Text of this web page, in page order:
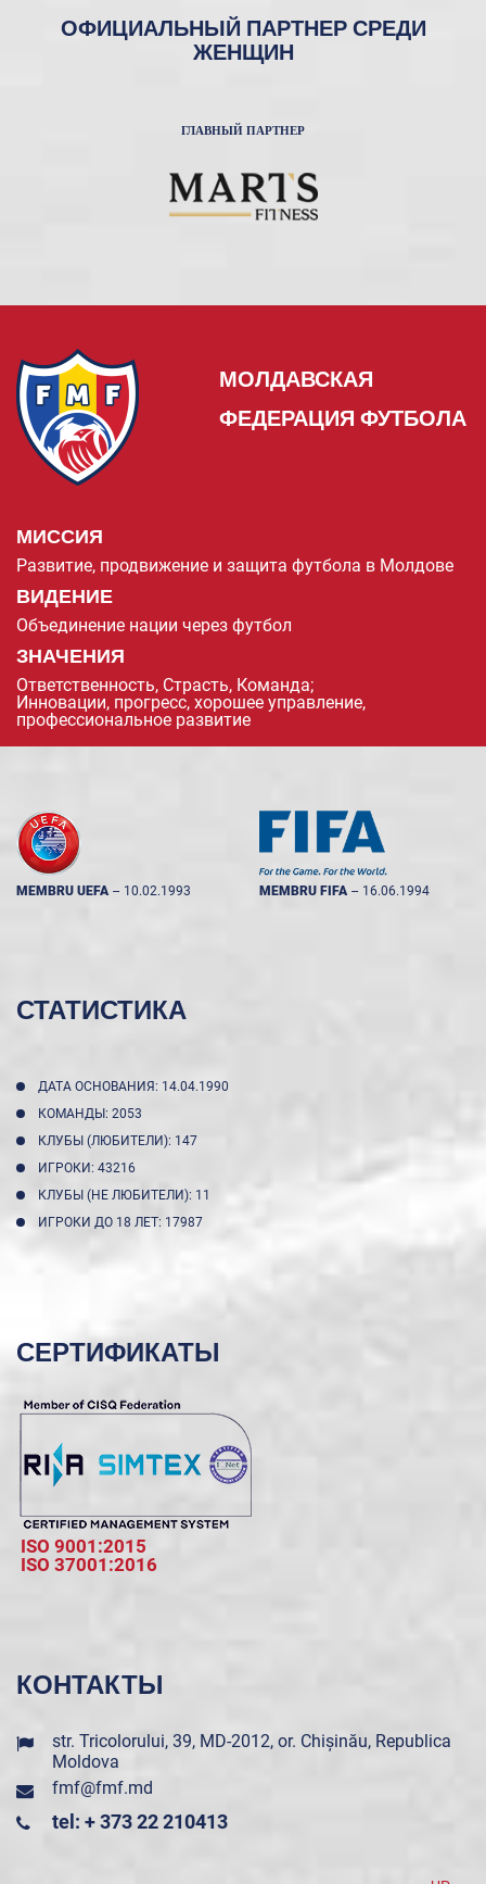
ОФИЦИАЛЬНЫЙ ПАРТНЕР СРЕДИ
ЖЕНЩИН
ГЛАВНЫЙ ПАРТНЕР
МОЛДАВСКАЯ
ФЕДЕРАЦИЯ ФУТБОЛА
МИССИЯ
Развитие, продвижение и защита футбола в Молдове
ВИДЕНИЕ
Объединение нации через футбол
ЗНАЧЕНИЯ
Ответственность, Страсть, Команда;
Инновации, прогресс, хорошее управление,
профессиональное развитие
MEMBRU UEFA -- 10.02.1993 MEMBRU FIFA -- 16.06.1994
СТАТИСТИКА
ДАТА ОСНОВАНИЯ: 14.04.1990
КОМАНДЫ: 2053
КЛУБЫ (ЛЮБИТЕЛИ): 147
ИГРОКИ: 43216
КЛУБЫ (НЕ ЛЮБИТЕЛИ): 11
ИГРОКИ ДО 18 ЛЕТ: 17987
СЕРТИФИКАТЫ
ISO 9001:2015
ISO 37001:2016
КОНТАКТЫ
str. Tricolorului, 39, MD-2012, or. Chișinău, Republica
Moldova
fmf@fmf.md
tel: + 373 22 210413